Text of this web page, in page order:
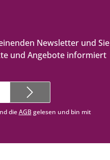
Newsletter und Sie
und Angebote informiert
dieAGBgelesen und bin mit